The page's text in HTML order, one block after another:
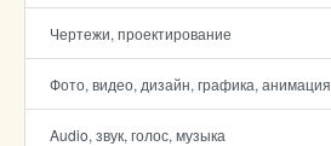
Чертежи, проектирование
Фото, видео, дизайн, графика, анимация
Audio, звук, голос, музыка